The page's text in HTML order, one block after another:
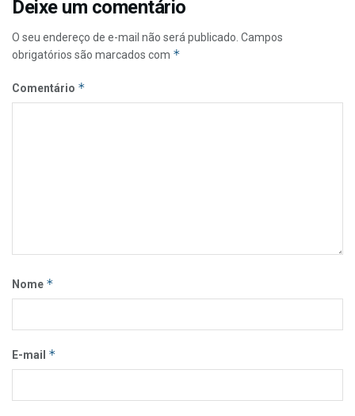
Deixe um comentário
O seu endereço de e-mail não será publicado. Campos
obrigatórios são marcados com *
Comentário *
Nome *
E-mail *